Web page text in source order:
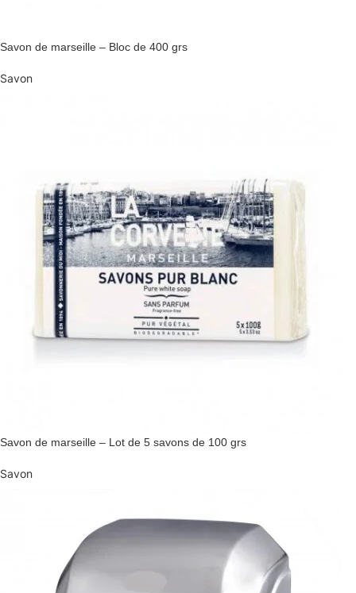
Savon de marseille – Bloc de 400 grs
Savon
Savon de marseille – Lot de 5 savons de 100 grs
Savon